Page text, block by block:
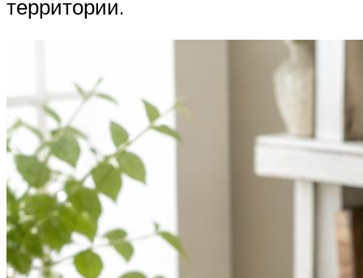
территории.